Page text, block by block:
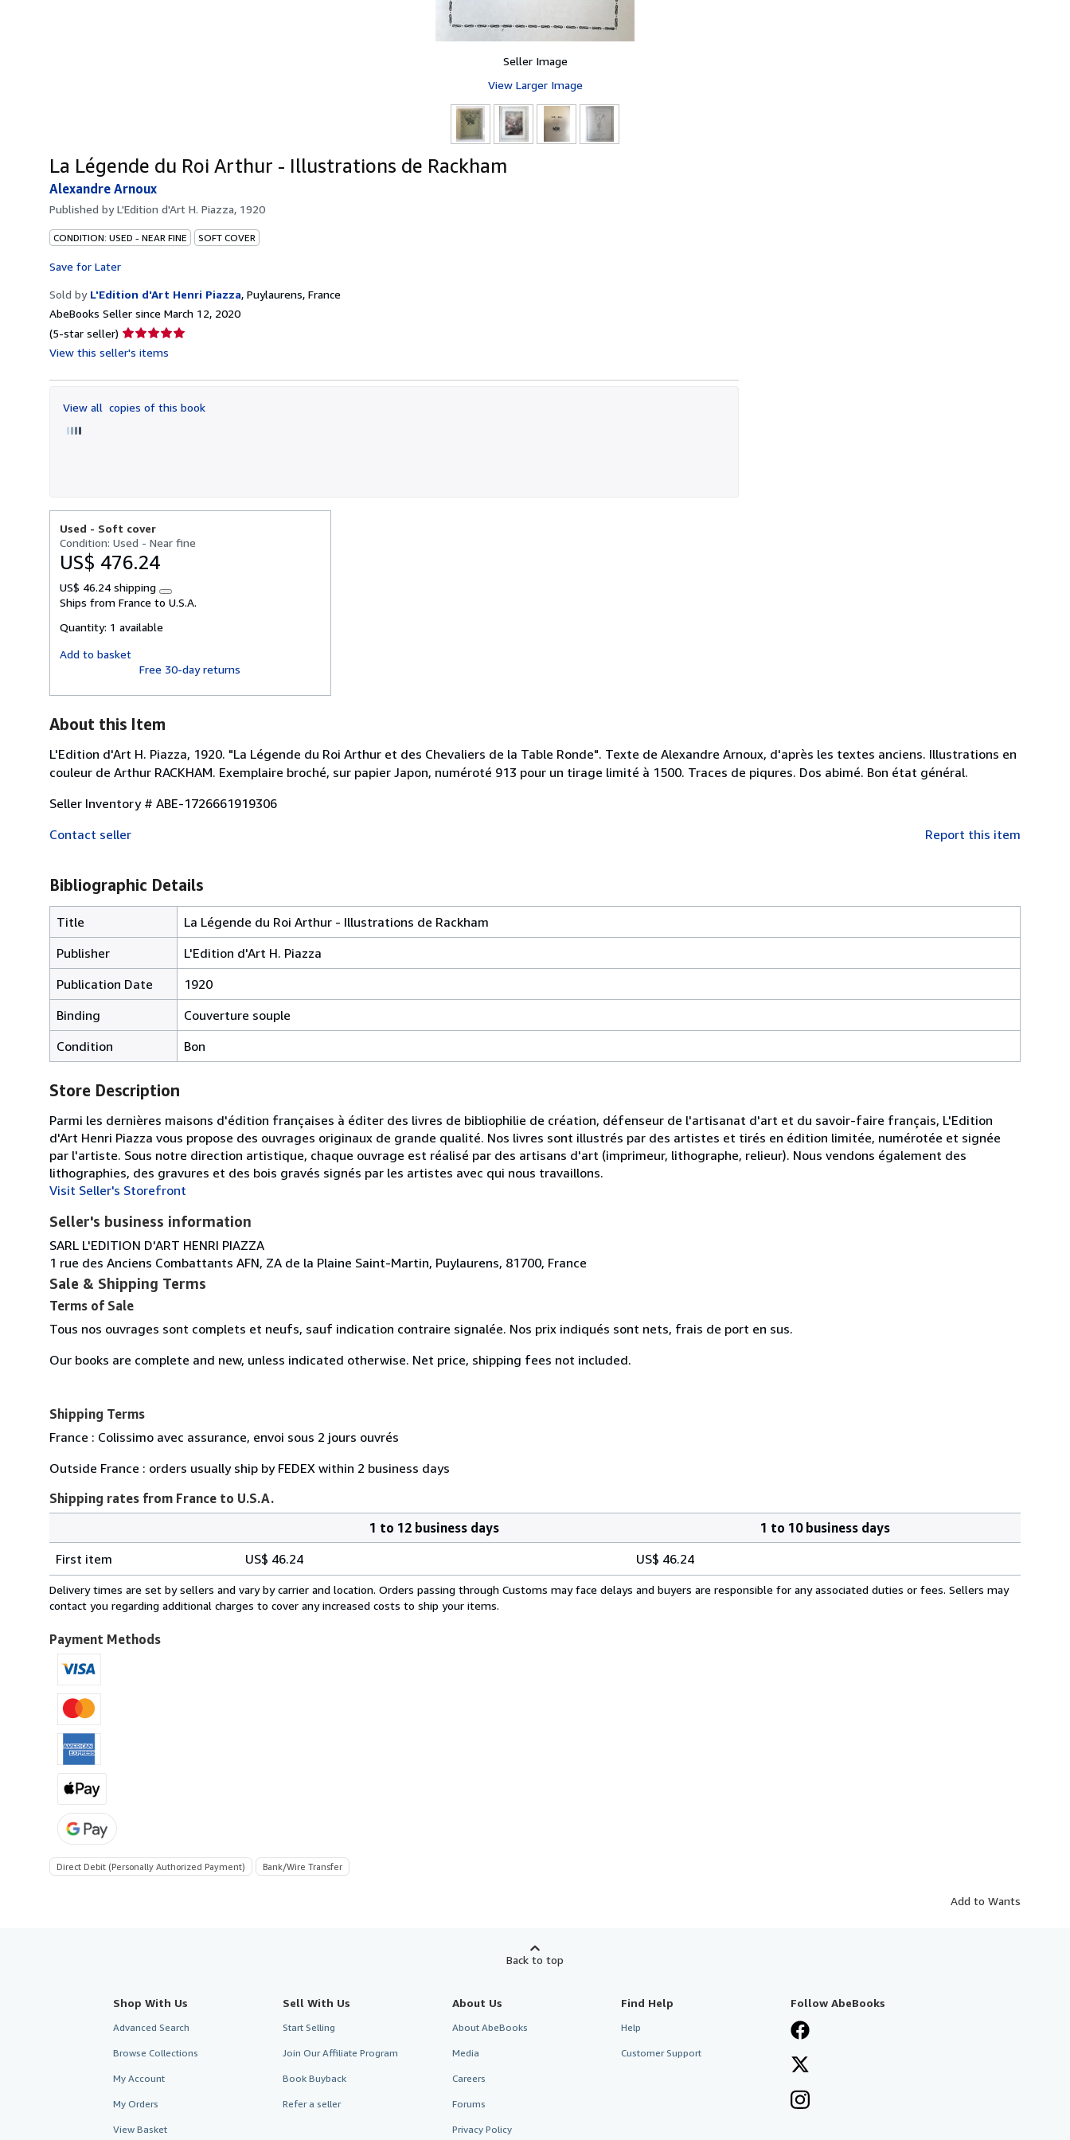
Seller Image
View Larger Image
La Légende du Roi Arthur - Illustrations de Rackham
Alexandre Arnoux
Published byL'Edition d'Art H. Piazza, 1920
CONDITION: USED - NEAR FINE SOFT COVER
Save for Later
Sold by L'Edition d'Art Henri Piazza, Puylaurens, France
AbeBooks Seller since March 12, 2020
(5-star seller) Seller
rating
out
5
View this seller's items
View all copies of this book
Used - Soft cover
Condition: Used - Near fine
US$ 476.24
US$ 46.24 shipping
Learn
more
Ships from France to U.S.A.
Quantity: 1 available
Add to basket
Free 30-day returns
About this Item
L'Edition d'Art H. Piazza, 1920. "La Légende du Roi Arthur et des Chevaliers de la Table Ronde". Texte de Alexandre Arnoux, d'après les textes anciens. Illustrations en
couleur de Arthur RACKHAM. Exemplaire broché, sur papier Japon, numéroté 913 pour un tirage limité à 1500. Traces de piqures. Dos abimé. Bon état général.
Seller Inventory # ABE-1726661919306
Contact seller
Report this item
Bibliographic Details
Title
La Légende du Roi Arthur - Illustrations de Rackham
Publisher
L'Edition d'Art H. Piazza
Publication Date
1920
Binding
Couverture souple
Condition
Bon
Store Description
Parmi les dernières maisons d'édition françaises à éditer des livres de bibliophilie de création, défenseur de l'artisanat d'art et du savoir-faire français, L'Edition
d'Art Henri Piazza vous propose des ouvrages originaux de grande qualité. Nos livres sont illustrés par des artistes et tirés en édition limitée, numérotée et signée
par l'artiste. Sous notre direction artistique, chaque ouvrage est réalisé par des artisans d'art (imprimeur, lithographe, relieur). Nous vendons également des
lithographies, des gravures et des bois gravés signés par les artistes avec qui nous travaillons.
Visit Seller's Storefront
Seller's business information
SARL L'EDITION D'ART HENRI PIAZZA
1 rue des Anciens Combattants AFN, ZA de la Plaine Saint-Martin, Puylaurens, 81700, France
Sale & Shipping Terms
Terms of Sale
Tous nos ouvrages sont complets et neufs, sauf indication contraire signalée. Nos prix indiqués sont nets, frais de port en sus.
Our books are complete and new, unless indicated otherwise. Net price, shipping fees not included.
Shipping Terms
France : Colissimo avec assurance, envoi sous 2 jours ouvrés
Outside France : orders usually ship by FEDEX within 2 business days
Shipping rates from France to U.S.A.
rates
from
France
U.S.A.
1 to 12 business days
1 to 10 business days
First item
US$ 46.24 US$ 46.24
Delivery times are set by sellers and vary by carrier and location. Orders passing through Customs may face delays and buyers are responsible for any associated duties or fees. Sellers may
contact you regarding additional charges to cover any increased costs to ship your items.
Payment Methods
Direct Debit (Personally Authorized Payment) Bank/Wire Transfer
Add to Wants
Back to top
Shop With Us
Advanced Search
Browse Collections
My Account
My Orders
View Basket
Sell With Us
Start Selling
Join Our Affiliate Program
Book Buyback
Refer a seller
About Us
About AbeBooks
Media
Careers
Forums
Privacy Policy
Find Help
Help
Customer Support
Follow AbeBooks